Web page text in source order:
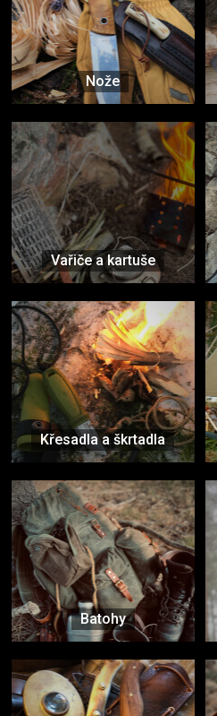
Nože
Vařiče a kartuše
Křesadla a škrtadla
Batohy